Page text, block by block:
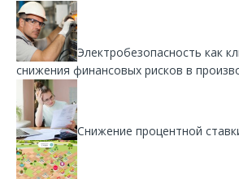
Электробезопасность как
снижения финансовых рисков в
Снижение процентной